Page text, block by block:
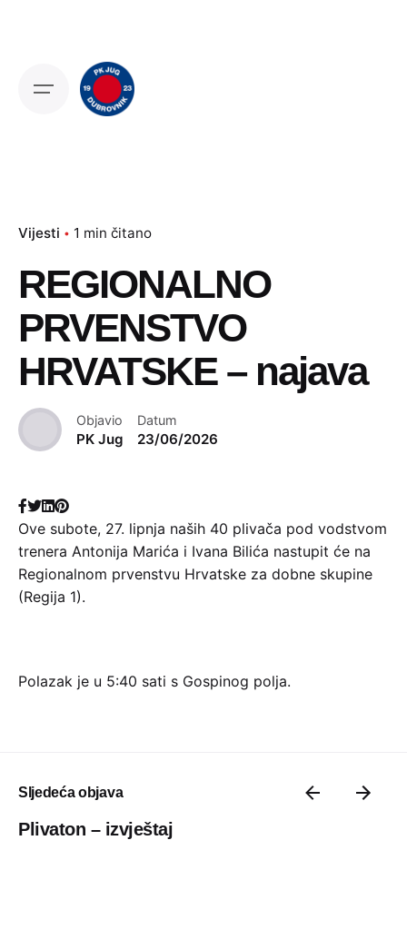
Vijesti 1 min čitano
REGIONALNO
PRVENSTVO
HRVATSKE – najava
Objavio
PK Jug
Datum
23/06/2026
Ove subote, 27. lipnja naših 40 plivača pod vodstvom
trenera Antonija Marića i Ivana Bilića nastupit će na
Regionalnom prvenstvu Hrvatske za dobne skupine
(Regija 1).
Polazak je u 5:40 sati s Gospinog polja.
Sljedeća objava
Plivaton – izvještaj